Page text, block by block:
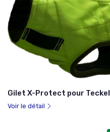
Gilet X-Protect pour Teckel
Voir le détail